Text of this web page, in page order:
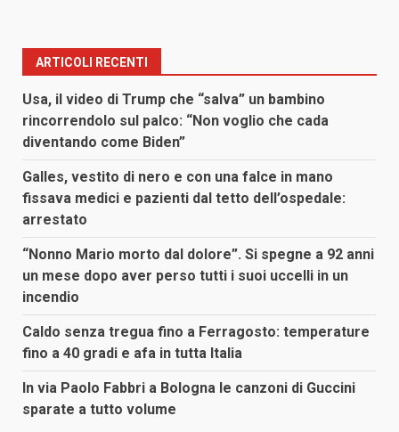
ARTICOLI RECENTI
Usa, il video di Trump che “salva” un bambino
rincorrendolo sul palco: “Non voglio che cada
diventando come Biden”
Galles, vestito di nero e con una falce in mano
fissava medici e pazienti dal tetto dell’ospedale:
arrestato
“Nonno Mario morto dal dolore”. Si spegne a 92 anni
un mese dopo aver perso tutti i suoi uccelli in un
incendio
Caldo senza tregua fino a Ferragosto: temperature
fino a 40 gradi e afa in tutta Italia
In via Paolo Fabbri a Bologna le canzoni di Guccini
sparate a tutto volume